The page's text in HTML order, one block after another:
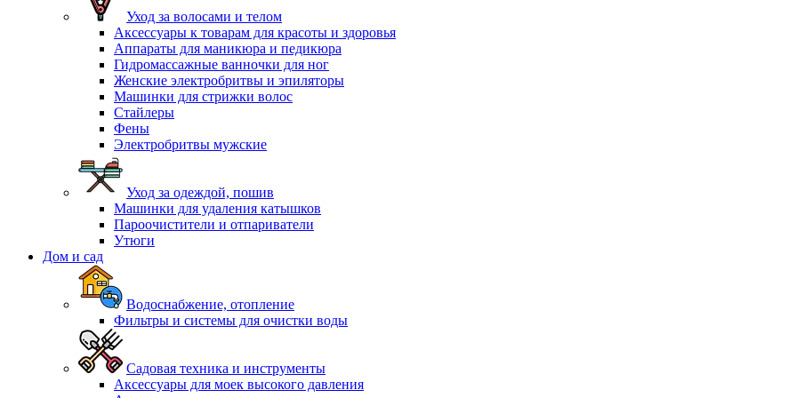
Уход за волосами и телом
Аксессуары к товарам для красоты и здоровья
Аппараты для маникюра и педикюра
Гидромассажные ванночки для ног
Женские электробритвы и эпиляторы
Машинки для стрижки волос
Стайлеры
Фены
Электробритвы мужские
Уход за одеждой, пошив
Машинки для удаления катышков
Пароочистители и отпариватели
Утюги
Дом и сад
Водоснабжение, отопление
Фильтры и системы для очистки воды
Садовая техника и инструменты
Аксессуары для моек высокого давления